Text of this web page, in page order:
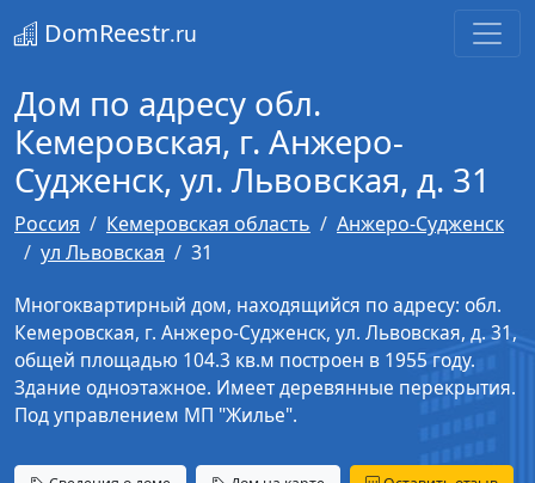
DomReestr.ru
Дом по адресу обл.
Кемеровская, г. Анжеро-
Судженск, ул. Львовская, д. 31
Россия Кемеровская область
Анжеро-Судженск
ул Львовская
31
Многоквартирный дом, находящийся по адресу: обл.
Кемеровская, г. Анжеро-Судженск, ул. Львовская, д. 31,
общей площадью 104.3 кв.м построен в 1955 году.
Здание одноэтажное. Имеет деревянные перекрытия.
Под управлением МП "Жилье".